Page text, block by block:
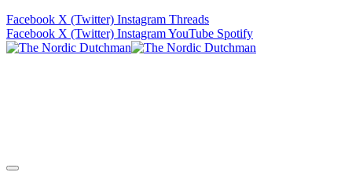
Facebook X (Twitter) Instagram Threads
Facebook X (Twitter) InstagramYouTube Spotify